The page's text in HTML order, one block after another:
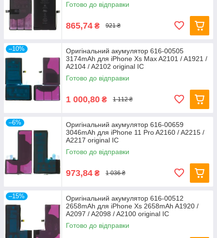
Готово до відправки
865,74 ₴ 921 ₴
–10%
Оригінальний акумулятор 616-00505
3174mAh для iPhone Xs Max A2101 / A1921 /
A2104 / A2102 original IC
Готово до відправки
1 000,80 ₴ 1 112 ₴
–6%
Оригінальний акумулятор 616-00659
3046mAh для iPhone 11 Pro A2160 / A2215 /
A2217 original IC
Готово до відправки
973,84 ₴ 1 036 ₴
–15%
Оригінальний акумулятор 616-00512
2658mAh для iPhone Xs 2658mAh A1920 /
A2097 / A2098 / A2100 original IC
Готово до відправки